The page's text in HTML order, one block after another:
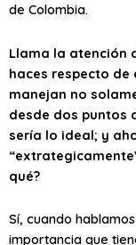
de Colombia.
Llama la atención
haces respecto de
manejan no
desde dos puntos
sería lo ideal; y
qué?
Sí, cuando
importancia que